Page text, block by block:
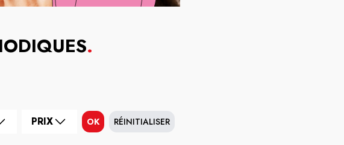
.
PRIX OK RÉINITIALISER